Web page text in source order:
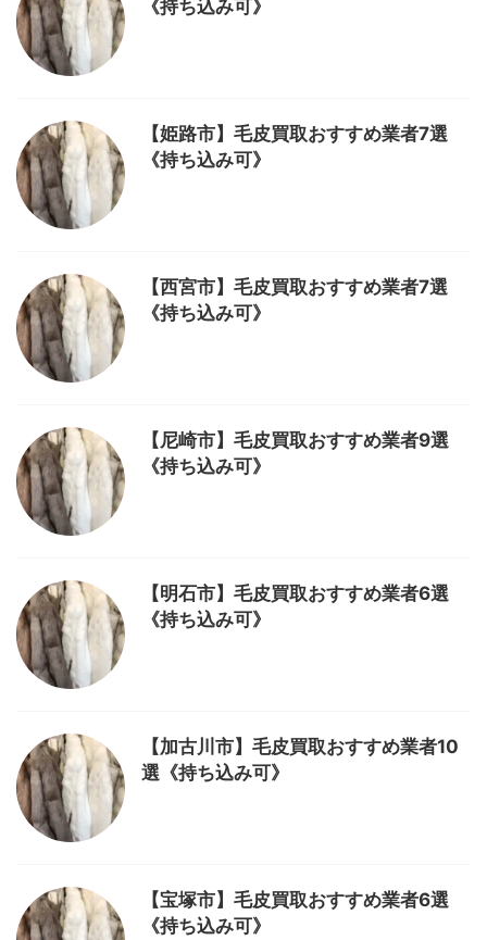
《持ち込み可》
【姫路市】毛皮買取おすすめ業者7選
《持ち込み可》
【西宮市】毛皮買取おすすめ業者7選
《持ち込み可》
【尼崎市】毛皮買取おすすめ業者9選
《持ち込み可》
【明石市】毛皮買取おすすめ業者6選
《持ち込み可》
【加古川市】毛皮買取おすすめ業者10
選《持ち込み可》
【宝塚市】毛皮買取おすすめ業者6選
《持ち込み可》